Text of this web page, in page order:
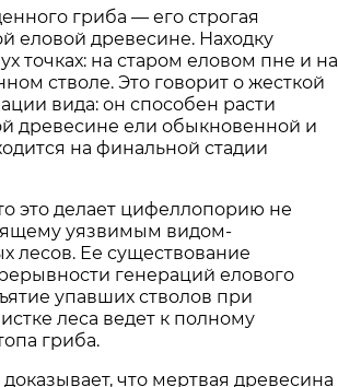
гриба — его строгая
еловой древесине. Находку
точках: на старом еловом пне и на
стволе. Это говорит о жесткой
вида: он способен расти
древесине ели обыкновенной и
на финальной стадии
это делает цифеллопорию не
уязвимым видом-
лесов. Ее существование
генераций елового
упавших стволов при
леса ведет к полному
гриба.
что мертвая древесина